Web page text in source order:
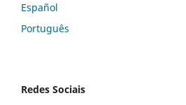
Español
Português
Redes Sociais